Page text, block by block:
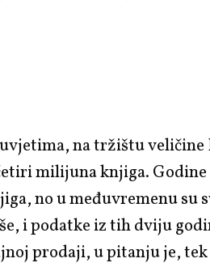
na tržištu veličine
milijuna knjiga. Godine
no u međuvremenu su
i podatke iz tih dviju
prodaji, u pitanju je,